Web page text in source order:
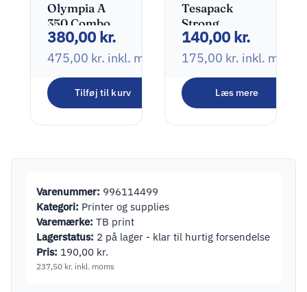
Olympia A
350 Combo
Lamineringsmaskine
til kold- eller
varmlaminering
A3 Hvid
380,00 kr.
475,00 kr. inkl. moms
Tilføj til kurv
Tesapack
Strong
Transparent
Pakketape
140,00 kr.
175,00 kr. inkl. moms
Læs mere
Varenummer: 996114499
Kategori: Printer og supplies
Varemærke: TB print
Lagerstatus: 2 på lager - klar til hurtig forsendelse
Pris: 190,00 kr.
237,50 kr. inkl. moms